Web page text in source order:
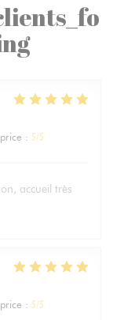
: 5/5
accueil très
: 5/5